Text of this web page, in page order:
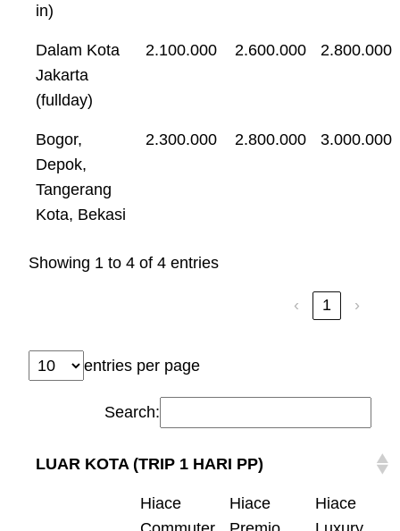
in)
Dalam Kota
Jakarta
(fullday)
2.100.000 2.600.000 2.800.000
Bogor,
Depok,
Tangerang
Kota, Bekasi
2.300.000 2.800.000 3.000.000
Showing 1 to 4 of 4 entries
‹ 1 ›
entries per page
Search:
LUAR KOTA (TRIP 1 HARI PP)
Hiace
Hiace
Hiace